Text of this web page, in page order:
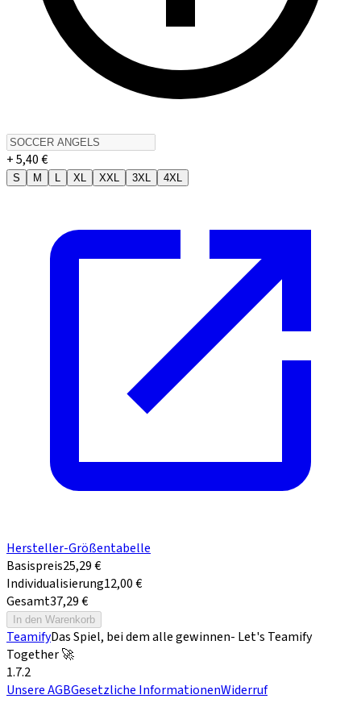
+ 5,40 €
S M L XL XXL 3XL 4XL
Hersteller-Größentabelle
Basispreis25,29 €
Individualisierung12,00 €
Gesamt37,29 €
In den Warenkorb
TeamifyDas Spiel, bei dem alle gewinnen- Let's Teamify
Together 🚀
1.7.2
Unsere AGBGesetzliche InformationenWiderruf